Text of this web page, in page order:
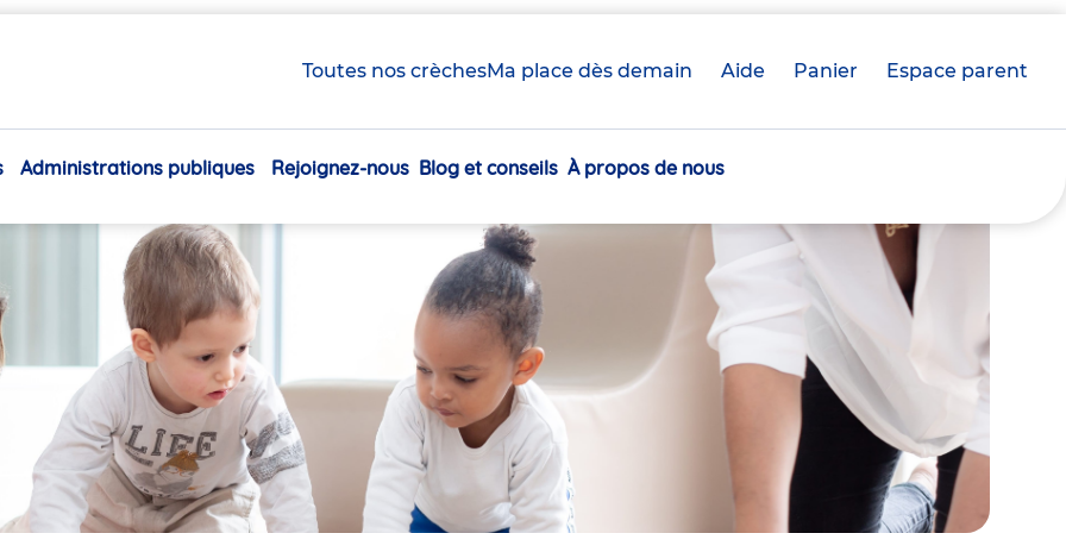
Toutes nos crèchesMa place dès demain Aide Panier crèche(s)
Espace parent
Navigation
Administrations publiques Rejoignez-nous Blog et conseils À propos de nous